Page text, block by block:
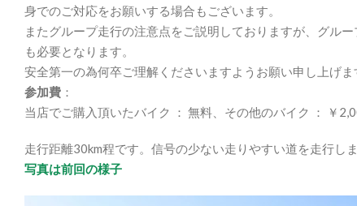
身でのご対応をお願いする場合もございます。
またグループ走行の注意点をご説明しておりますが、グル
も必要となります。
安全第一の為何卒ご理解くださいますようお願い申し上げま
参加費 ：
当店でご購入頂いたバイク ： 無料、その他のバイク ： ￥
走行距離30km程です。信号の少ない走りやすい道を走行しま
写真は前回の様子